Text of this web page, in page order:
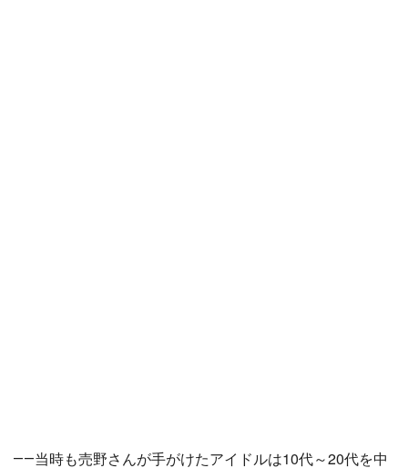
――当時も売野さんが手がけたアイドルは10代～20代を中